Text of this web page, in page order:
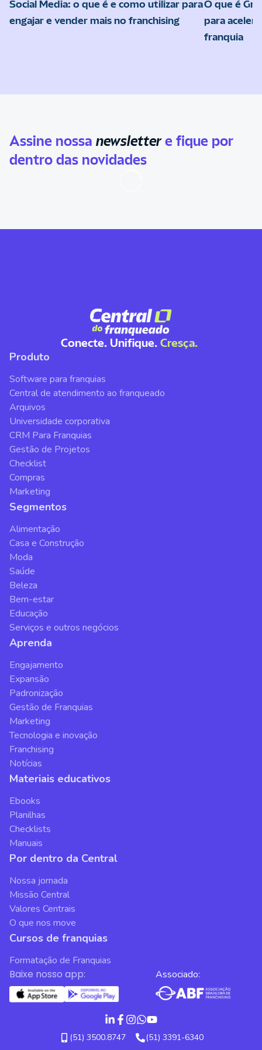
Social Media: o que é e como utilizar para
engajar e vender mais no franchising
O que é
para
franquia
Assine nossa newslettere fique por
dentro das novidades
Conecte. Unifique. Cresça.
Baixe nosso app: Associado:
(51) 3500.8747 (51) 3391-6340
Produto
Software para franquias
Central de atendimento ao franqueado
Arquivos
Universidade corporativa
CRM Para Franquias
Gestão de Projetos
Checklist
Compras
Marketing
Segmentos
Alimentação
Casa e Construção
Moda
Saúde
Beleza
Bem-estar
Educação
Serviços e outros negócios
Aprenda
Engajamento
Expansão
Padronização
Gestão de Franquias
Marketing
Tecnologia e inovação
Franchising
Notícias
Materiais educativos
Ebooks
Planilhas
Checklists
Manuais
Por dentro da Central
Nossa jornada
Missão Central
Valores Centrais
O que nos move
Cursos de franquias
Formatação de Franquias